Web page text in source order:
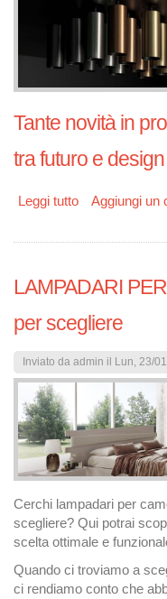
Tante novità in
tra futuro e design
Leggi tutto su Delta Light
Aggiungi un
LAMPADARI
per scegliere
Inviato da admin il Lun, 23/
Cerchi lampadari per
scegliere? Qui potrai
scelta ottimale e
Quando ci troviamo a
ci rendiamo conto che